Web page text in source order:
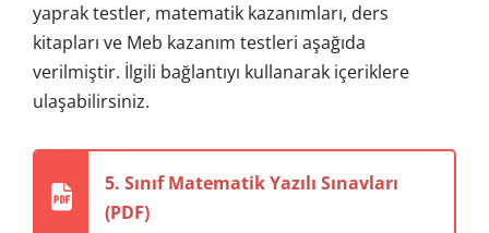
yaprak testler, matematik kazanımları, ders
kitapları ve Meb kazanım testleri aşağıda
verilmiştir. İlgili bağlantıyı kullanarak içeriklere
ulaşabilirsiniz.
5. Sınıf Matematik Yazılı Sınavları
(PDF)